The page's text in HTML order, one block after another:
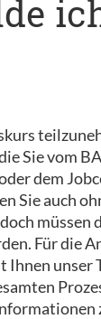
Sie vom
dem
Sie auch
müssen
Für die
unser